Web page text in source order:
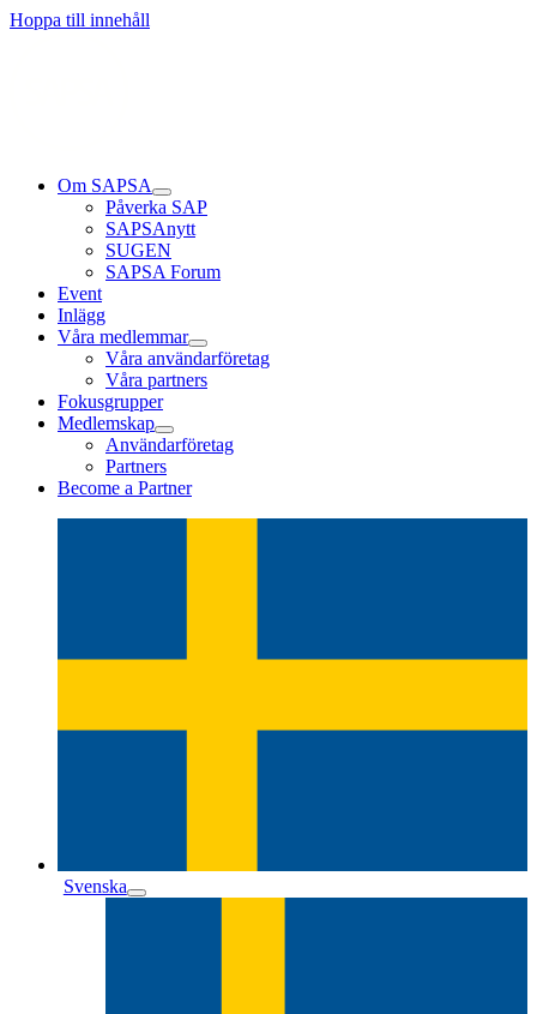
Hoppa till innehåll
Om SAPSA
Påverka SAP
SAPSAnytt
SUGEN
SAPSA Forum
Event
Inlägg
Våra medlemmar
Våra användarföretag
Våra partners
Fokusgrupper
Medlemskap
Användarföretag
Partners
Become a Partner
Svenska